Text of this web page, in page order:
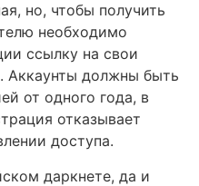
но, чтобы получить
необходимо
ссылку на свои
Аккаунты должны быть
от одного года, в
отказывает
доступа.
даркнете, да и